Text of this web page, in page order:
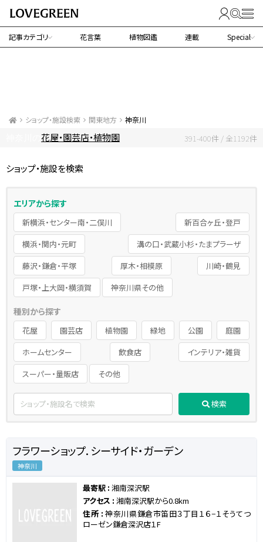
記事カテゴリ 花言葉 植物図鑑 連載 Special
ショップ・施設検索 関東地方
神奈川
花屋・園芸店・植物園 391-400件 / 全1192件
ショップ・施設を検索
エリアから探す
新横浜・センター南・二俣川
新百合ヶ丘・登戸
横浜・関内・元町
溝の口・武蔵小杉・たまプラーザ
藤沢・鎌倉・平塚
厚木・相模原
川崎・鶴見
戸塚・上大岡・横須賀
神奈川県その他
種別から探す
花屋 園芸店 植物園 緑地 公園
庭園
ホームセンター
飲食店
インテリア・雑貨
スーパー・量販店
その他
検索
フラワーショップ．シーサイド・ガーデン
神奈川
最寄駅 : 湘南深沢駅
アクセス : 湘南深沢駅から0.8km
住所 :神奈川県鎌倉市笛田３丁目１６−１そうてつ
ローゼン鎌倉深沢店１F